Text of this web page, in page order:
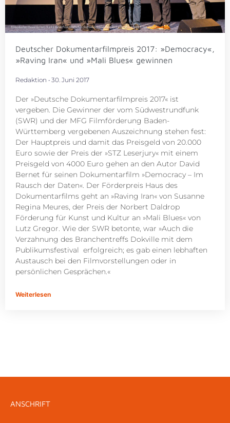
Deutscher Dokumentarfilmpreis 2017: »Democracy«,
»Raving Iran« und »Mali Blues« gewinnen
Redaktion 30. Juni 2017
Der »Deutsche Dokumentarfilmpreis 2017« ist
vergeben. Die Gewinner der vom Südwestrundfunk
(SWR) und der MFG Filmförderung Baden-
Württemberg vergebenen Auszeichnung stehen fest:
Der Hauptpreis und damit das Preisgeld von 20.000
Euro sowie der Preis der »STZ Leserjury« mit einem
Preisgeld von 4000 Euro gehen an den Autor David
Bernet für seinen Dokumentarfilm »Democracy – Im
Rausch der Daten«. Der Förderpreis Haus des
Dokumentarfilms geht an »Raving Iran« von Susanne
Regina Meures, der Preis der Norbert Daldrop
Förderung für Kunst und Kultur an »Mali Blues« von
Lutz Gregor. Wie der SWR betonte, war »Auch die
Verzahnung des Branchentreffs Dokville mit dem
Publikumsfestival erfolgreich; es gab einen lebhaften
Austausch bei den Filmvorstellungen oder in
persönlichen Gesprächen.«
Weiterlesen
ANSCHRIFT